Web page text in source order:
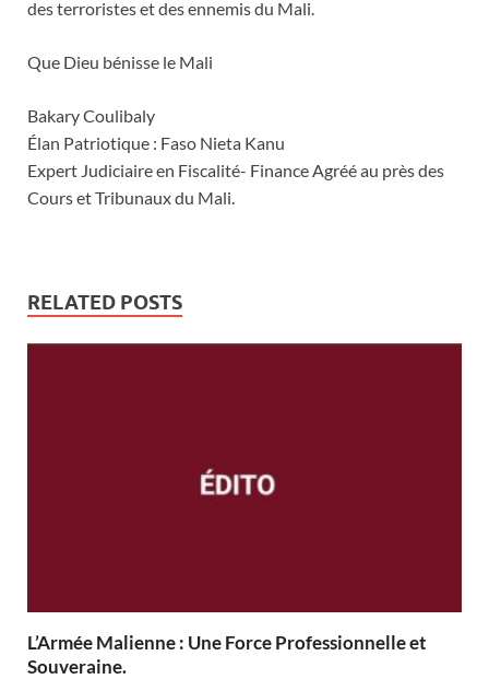
des terroristes et des ennemis du Mali.
Que Dieu bénisse le Mali
Bakary Coulibaly
Élan Patriotique : Faso Nieta Kanu
Expert Judiciaire en Fiscalité- Finance Agréé au près des
Cours et Tribunaux du Mali.
RELATED POSTS
L’Armée Malienne : Une Force Professionnelle et
Souveraine.